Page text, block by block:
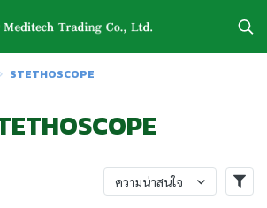
STETHOSCOPE
ความน่าสนใจ